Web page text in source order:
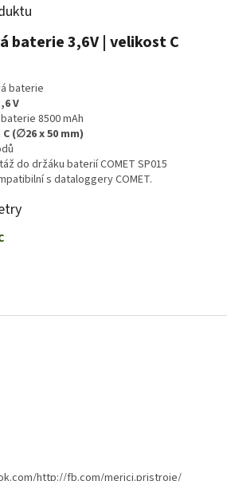
baterie 3,6V | velikost C
baterie
V
8500 mAh
(∅26 x 50 mm)
do držáku baterií COMET SP015
s dataloggery COMET.